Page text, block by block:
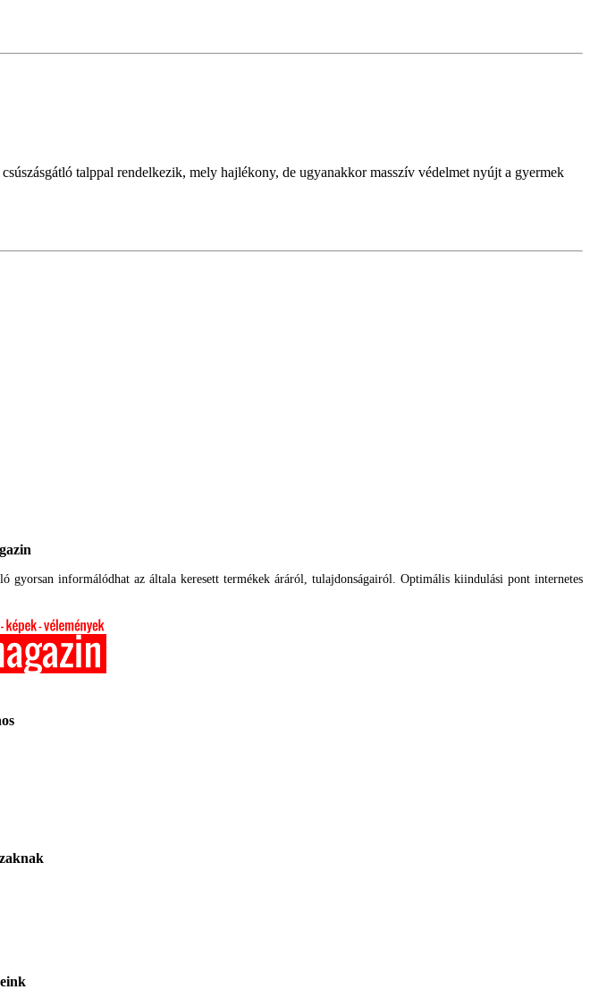
talppal rendelkezik, mely hajlékony, de ugyanakkor masszív védelmet nyújt a gyermek
gyorsan informálódhat az általa keresett termékek áráról, tulajdonságairól. Optimális kiindulási pont internetes